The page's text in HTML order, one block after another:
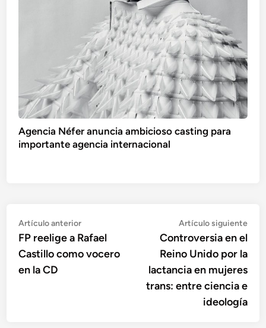
Agencia Néfer anuncia ambicioso casting para
importante agencia internacional
Navegación
de
entradas
Artículo anteriorArtículo
anterior:
FP reelige a Rafael
Castillo como vocero
en la CD
Artículo siguiente
Controversia en el
Reino Unido por la
lactancia en mujeres
trans: entre ciencia e
ideología